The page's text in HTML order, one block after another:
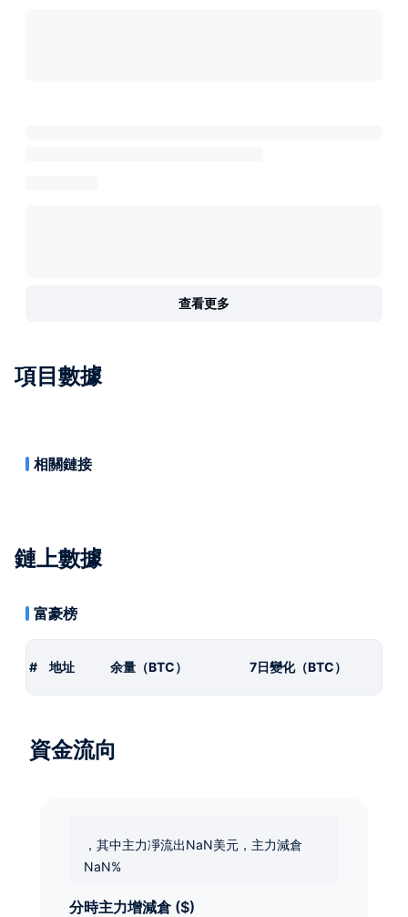
查看更多
項目數據
相關鏈接
鏈上數據
富豪榜
# 地址 余量（BTC） 7日變化（BTC）
資金流向
，其中主力凈流出NaN美元，主力減倉
NaN%
分時主力增減倉 ($)